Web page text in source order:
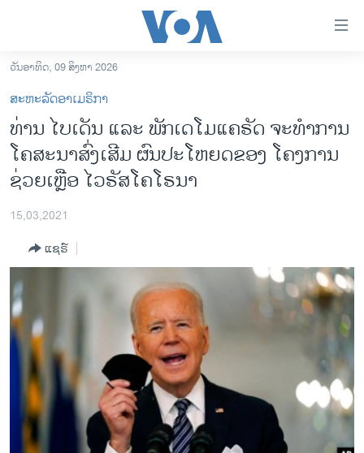
ເຂົ້າ
ຫາ
ຂ້າມ
ຂ້າມ
ຂ້າມ
ໄປ
ຫາ
ຊອກ
ລາວ
ອາເມຣິກາ
ການເລືອກຕັ້ງ ປະທານາທີບໍດີ ສະຫະລັດ 2024
ອິດສະຫຼະພາບດ້ານການຂ່າວ
ຊີວິດຊາວລາວ
ຊຸມຊົນຊາວລາວ
ວິທະຍາສາດ-ເທັກໂນໂລຈີ
ທຸລະກິດ
ພາສາອັງກິດ
ວັນອາທິດ, 09 ສິງຫາ 2026
ສະຫະລັດອາເມຣິກາ
ທ່ານ ໄບເດັນ ແລະ ພັກເດໂມແຄຣັດ ຈະທຳການ
ໂຄສະນາສົ່ງເສີມ ຜົນປະໂຫຍດຂອງ ໂຄງການ
ຊ່ວຍເຫຼືອ ໄວຣັສໂຄໂຣນາ
15,03,2021
ແຊຣ໌